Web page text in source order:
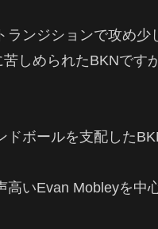
ンジションで攻め少
しめられたBKNです
ボールを支配した
いEvan Mobleyを中